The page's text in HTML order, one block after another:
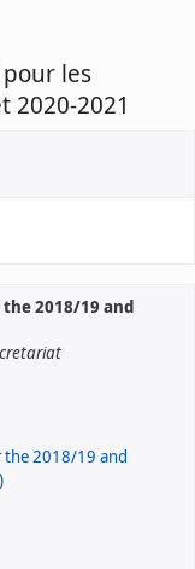
les
2020-2021
2018/19 and